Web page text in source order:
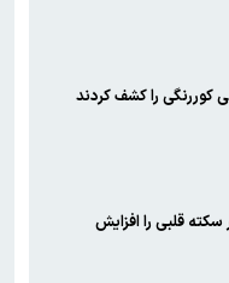
کوررنگی را کشف کردند
قلبی را افزایش